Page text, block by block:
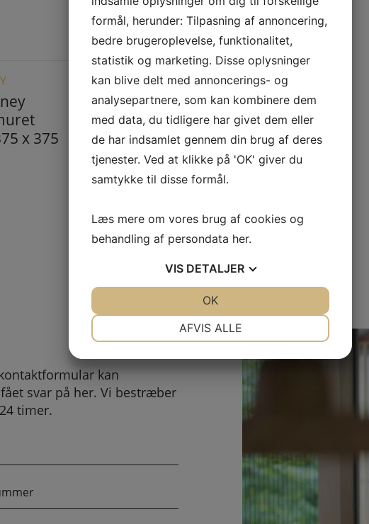
x 375
kan
svar på her. Vi bestræber
timer.
formål, herunder: Tilpasning af annoncering,
bedre brugeroplevelse, funktionalitet,
statistik og marketing. Disse oplysninger
kan blive delt med annoncerings- og
analysepartnere, som kan kombinere dem
med data, du tidligere har givet dem eller
de har indsamlet gennem din brug af deres
tjenester. Ved at klikke på 'OK' giver du
samtykke til disse formål.
Læs mere om vores brug af cookies og
behandling af persondata her.
VIS DETALJER
STATISTIK
AFVIS ALLE
OK